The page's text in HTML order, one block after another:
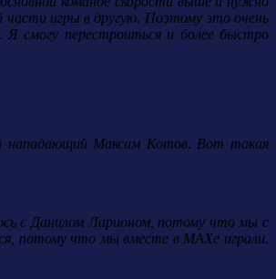
игры в другую. Поэтому это очень
смогу перестроиться и более быстро
нападающий Максим Котов. Вот такая
с Данилом Ларионом, потому что мы с
потому что мы вместе в МАХе играли.